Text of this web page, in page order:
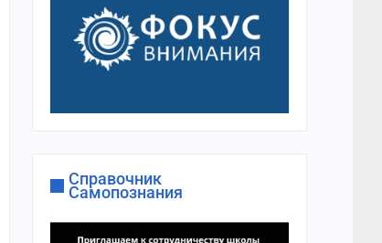
Справочник
Самопознания